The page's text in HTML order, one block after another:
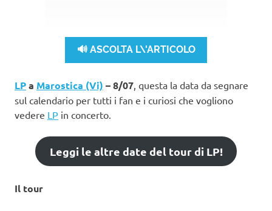
🔊 ASCOLTA L\'ARTICOLO
LPa Marostica (Vi) – 8/07 , questa la data da segnare
sul calendario per tutti i fan e i curiosi che vogliono
vedere LP in concerto.
Leggi le altre date del tour di LP!
Il tour